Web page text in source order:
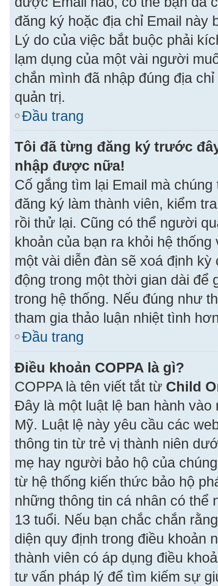
đăng ký hoặc địa chỉ Email này
Lý do của việc bắt buộc phải
lạm dụng của một vài người
chắn mình đã nhập đúng địa
quản trị.
Đầu trang
Tôi đã từng đăng ký trước
nhập được nữa!
Cố gắng tìm lại Email mà
đăng ký làm thành viên, kiểm
rồi thử lại. Cũng có thể người
khoản của bạn ra khỏi hệ
một vài diễn đàn sẽ xoá định
động trong một thời gian dài
trong hệ thống. Nếu đúng như
tham gia thảo luận nhiệt tình
Đầu trang
Điều khoản COPPA là gì?
COPPA là tên viết tắt từ Child
Đây là một luật lệ ban hành
Mỹ. Luật lệ này yêu cầu các
thông tin từ trẻ vị thành niên
mẹ hay người bảo hộ của
từ hệ thống kiến thức bảo hộ
những thông tin cá nhân có thể
13 tuổi. Nếu bạn chắc chắn
diện quy định trong điều khoản
thành viên có áp dụng điều
tư vấn pháp lý để tìm kiếm sự